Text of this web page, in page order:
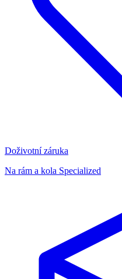
Doživotní záruka
Na rám a kola Specialized